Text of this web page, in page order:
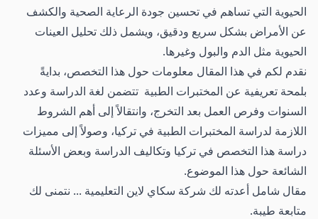
الحيوية التي تساهم في تحسين جودة الرعاية الصحية والكشف
عن الأمراض بشكل سريع ودقيق، ويشمل ذلك تحليل العينات
الحيوية مثل الدم والبول وغيرها.
نقدم لكم في هذا المقال معلومات حول هذا التخصص، بدايةً
بلمحة تعريفية عن المختبرات الطبية تتضمن لغة الدراسة وعدد
السنوات وفرص العمل بعد التخرج، وانتقالاً إلى أهم الشروط
اللازمة لدراسة المختبرات الطبية في تركيا، وصولاً إلى مميزات
دراسة هذا التخصص في تركيا وتكاليف الدراسة وبعض الأسئلة
الشائعة حول هذا الموضوع.
مقال شامل أعدته لك شركة سكاي لاين التعليمية ... نتمنى لك
متابعة طيبة.